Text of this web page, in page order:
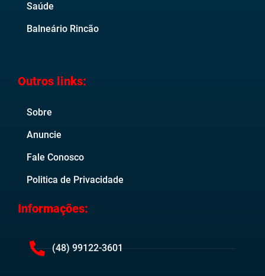
Saúde
Balneário Rincão
Outros links:
Sobre
Anuncie
Fale Conosco
Politica de Privacidade
Informações:
(48) 99122-3601